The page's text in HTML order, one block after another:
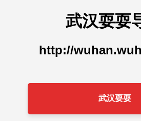
武汉耍耍
http://
武汉耍耍